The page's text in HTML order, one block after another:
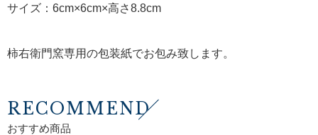
サイズ：6cm×6cm×高さ8.8cm
柿右衛門窯専用の包装紙でお包み致します。
RECOMMEND
おすすめ商品